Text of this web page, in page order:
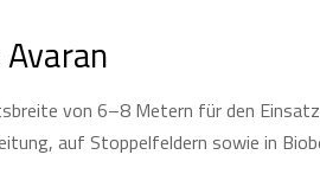
von 6–8 Metern für den
auf Stoppelfeldern sowie in